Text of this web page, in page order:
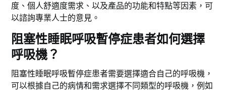
度、個人舒適度需求、以及產品的功能和特點等因素，可
以諮詢專業人士的意見。
阻塞性睡眠呼吸暫停症患者如何選擇
呼吸機？
阻塞性睡眠呼吸暫停症患者需要選擇適合自己的呼吸機，
可以根據自己的病情和需求選擇不同類型的呼吸機，例如